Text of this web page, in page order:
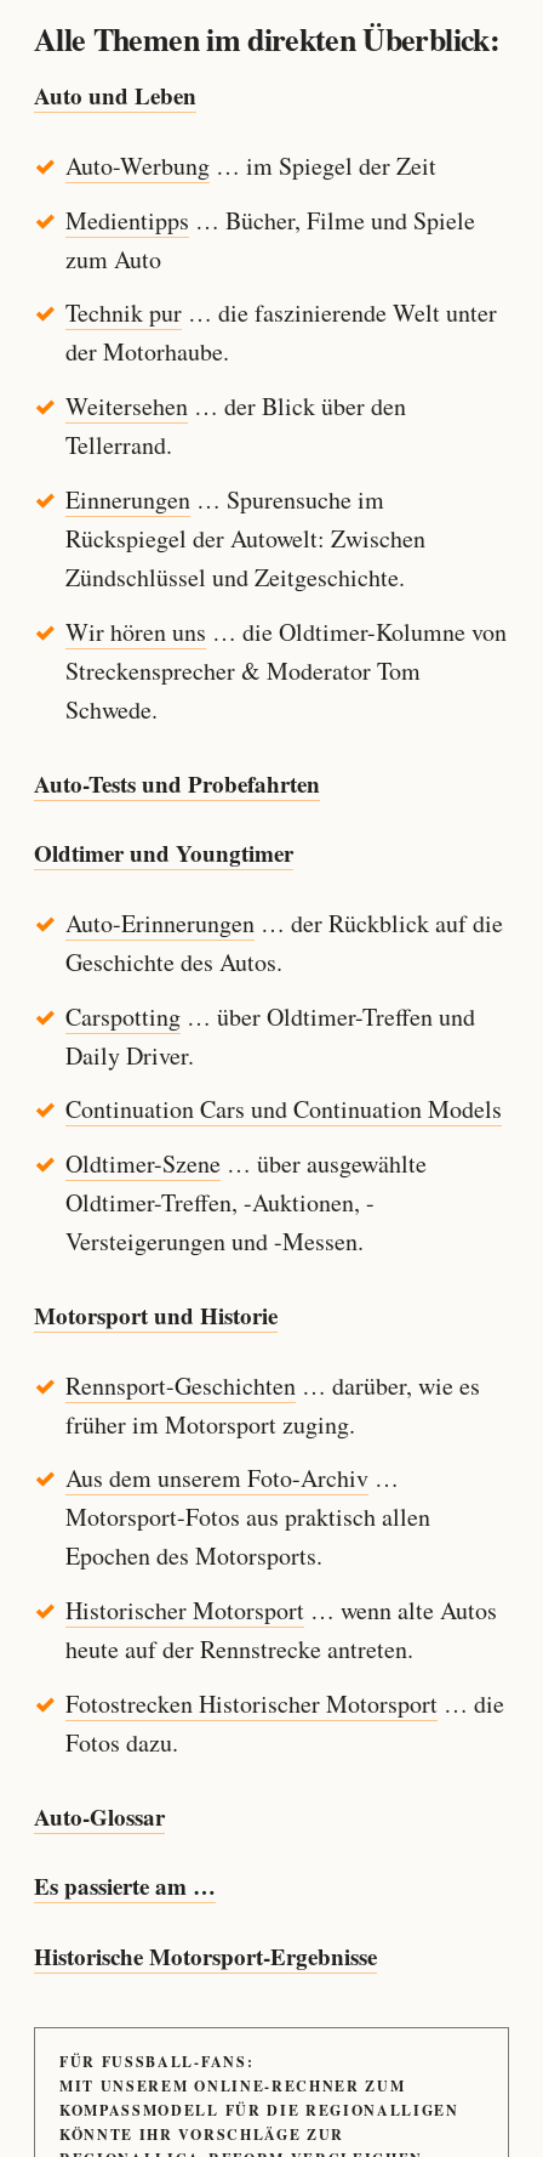
Alle Themen im direkten Überblick:
Auto und Leben
Auto-Werbung… im Spiegel der Zeit
Medientipps … Bücher, Filme und Spiele
zum Auto
Technik pur… die faszinierende Welt unter
der Motorhaube.
Weitersehen… der Blick über den
Tellerrand.
Einnerungen… Spurensuche im
Rückspiegel der Autowelt: Zwischen
Zündschlüssel und Zeitgeschichte.
Wir hören uns … die Oldtimer-Kolumne von
Streckensprecher & Moderator Tom
Schwede.
Auto-Tests und Probefahrten
Oldtimer und Youngtimer
Auto-Erinnerungen… der Rückblick auf die
Geschichte des Autos.
Carspotting… über Oldtimer-Treffen und
Daily Driver.
Continuation Cars und Continuation Models
Oldtimer-Szene… über ausgewählte
Oldtimer-Treffen, -Auktionen, -
Versteigerungen und -Messen.
Motorsport und Historie
Rennsport-Geschichten… darüber, wie es
früher im Motorsport zuging.
Aus dem unserem Foto-Archiv…
Motorsport-Fotos aus praktisch allen
Epochen des Motorsports.
Historischer Motorsport… wenn alte Autos
heute auf der Rennstrecke antreten.
Fotostrecken Historischer Motorsport… die
Fotos dazu.
Auto-Glossar
Es passierte am …
Historische Motorsport-Ergebnisse
FÜR FUSSBALL-FANS:
MIT UNSEREM ONLINE-RECHNER ZUM
KOMPASSMODELL FÜR DIE REGIONALLIGEN
KÖNNTE IHR VORSCHLÄGE ZUR